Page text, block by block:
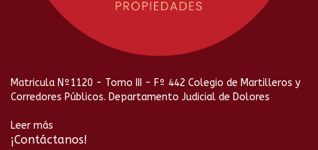
Matricula Nº1120 - Tomo III - Fº 442 Colegio de Martilleros y
Corredores Públicos. Departamento Judicial de Dolores
Leer más
¡Contáctanos!